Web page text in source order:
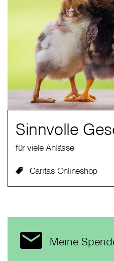
Sinnvolle
für viele Anlässe
Caritas Onlineshop
Meine